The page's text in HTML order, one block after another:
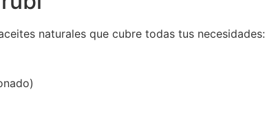
naturales que cubre todas tus necesidades: